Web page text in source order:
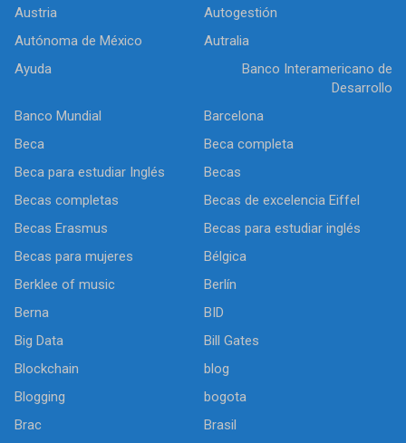
Austria
Autogestión
Autónoma de México
Autralia
Ayuda
Banco Interamericano de
Desarrollo
Banco Mundial
Barcelona
Beca
Beca completa
Beca para estudiar Inglés
Becas
Becas completas
Becas de excelencia Eiffel
Becas Erasmus
Becas para estudiar inglés
Becas para mujeres
Bélgica
Berklee of music
Berlín
Berna
BID
Big Data
Bill Gates
Blockchain
blog
Blogging
bogota
Brac
Brasil